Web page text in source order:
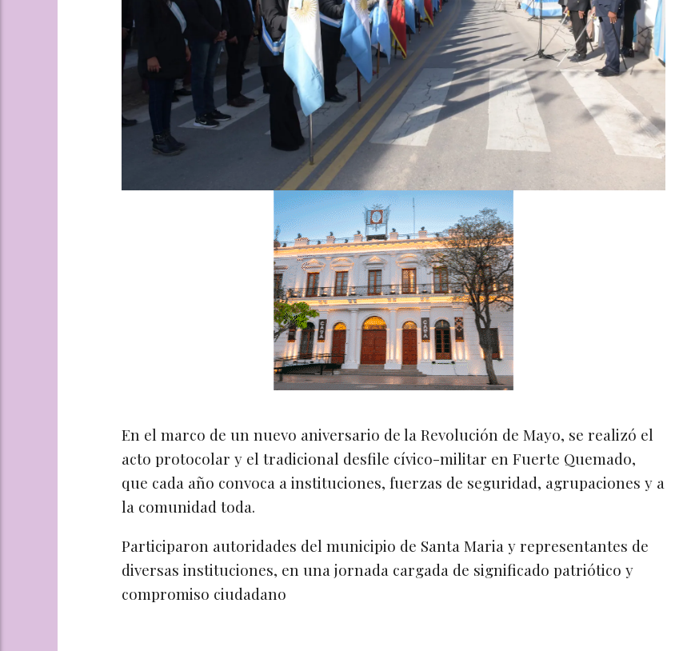
En el marco de un nuevo aniversario de la Revolución de Mayo, se realizó el
acto protocolar y el tradicional desfile cívico-militar en Fuerte Quemado,
que cada año convoca a instituciones, fuerzas de seguridad, agrupaciones y a
la comunidad toda.
Participaron autoridades del municipio de Santa Maria y representantes de
diversas instituciones, en una jornada cargada de significado patriótico y
compromiso ciudadano